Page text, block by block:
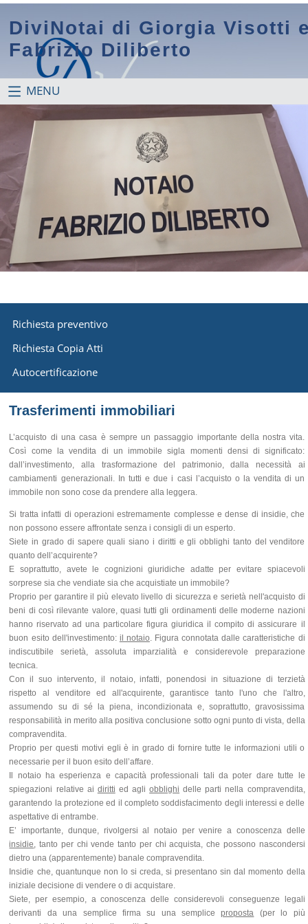
DiviNotai di Giorgia Visotti
Fabrizio Diliberto
MENU
Richiesta preventivo
Richiesta Copia Atti
Autocertificazione
Trasferimenti immobiliari
L’acquisto di una casa è sempre un passaggio importante della nostra vita.
Così come la vendita di un immobile sigla momenti densi di significato:
dall’investimento, alla trasformazione del patrimonio, dalla necessità ai
cambiamenti generazionali. In tutti e due i casi l’acquisto o la vendita di un
immobile non sono cose da prendere alla leggera.
Si tratta infatti di operazioni estremamente complesse e dense di insidie, che
non possono essere affrontate senza i consigli di un esperto.
Siete in grado di sapere quali siano i diritti e gli obblighi tanto del venditore
quanto dell’acquirente?
E soprattutto, avete le cognizioni giuridiche adatte per evitare spiacevoli
sorprese sia che vendiate sia che acquistiate un immobile?
Proprio per garantire il più elevato livello di sicurezza e serietà nell'acquisto di
beni di così rilevante valore, quasi tutti gli ordinamenti delle moderne nazioni
hanno riservato ad una particolare figura giuridica il compito di assicurare il
buon esito dell'investimento: il notaio. Figura connotata dalle caratteristiche di
indiscutibile serietà, assoluta imparzialità e considerevole preparazione
tecnica.
Con il suo intervento, il notaio, infatti, ponendosi in situazione di terzietà
rispetto al venditore ed all'acquirente, garantisce tanto l'uno che l'altro,
assumendo su di sé la piena, incondizionata e, soprattutto, gravosissima
responsabilità in merito alla positiva conclusione sotto ogni punto di vista, della
compravendita.
Proprio per questi motivi egli è in grado di fornire tutte le informazioni utili o
necessarie per il buon esito dell’affare.
Il notaio ha esperienza e capacità professionali tali da poter dare tutte le
spiegazioni relative ai diritti ed agliobblighi delle parti nella compravendita,
garantendo la protezione ed il completo soddisfacimento degli interessi e delle
aspettative di entrambe.
E’ importante, dunque, rivolgersi al notaio per venire a conoscenza delle
insidie, tanto per chi vende tanto per chi acquista, che possono nascondersi
dietro una (apparentemente) banale compravendita.
Insidie che, quantunque non lo si creda, si presentano sin dal momento della
iniziale decisione di vendere o di acquistare.
Siete, per esempio, a conoscenza delle considerevoli conseguenze legali
derivanti da una semplice firma su una sempliceproposta (per lo più